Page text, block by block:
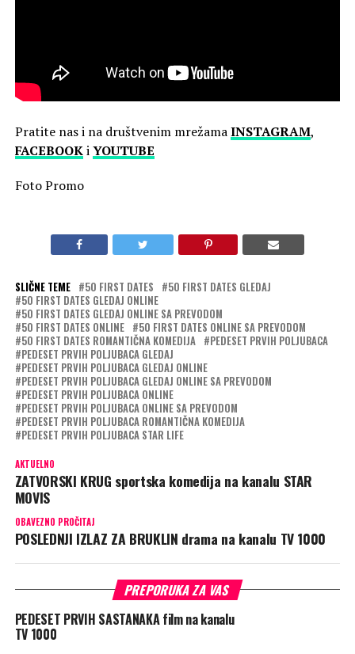
Pratite nas i na društvenim mrežamaINSTAGRAM,
FACEBOOKiYOUTUBE
Foto Promo
SLIČNE TEME 50 FIRST DATES
50 FIRST DATES GLEDAJ
50 FIRST DATES GLEDAJ ONLINE
50 FIRST DATES GLEDAJ ONLINE SA PREVODOM
50 FIRST DATES ONLINE
50 FIRST DATES ONLINE SA PREVODOM
50 FIRST DATES ROMANTIČNA KOMEDIJA
PEDESET PRVIH POLJUBACA
PEDESET PRVIH POLJUBACA GLEDAJ
PEDESET PRVIH POLJUBACA GLEDAJ ONLINE
PEDESET PRVIH POLJUBACA GLEDAJ ONLINE SA PREVODOM
PEDESET PRVIH POLJUBACA ONLINE
PEDESET PRVIH POLJUBACA ONLINE SA PREVODOM
PEDESET PRVIH POLJUBACA ROMANTIČNA KOMEDIJA
PEDESET PRVIH POLJUBACA STAR LIFE
AKTUELNO
ZATVORSKI KRUG sportska komedija na kanalu STAR
MOVIS
OBAVEZNO PROČITAJ
POSLEDNJI IZLAZ ZA BRUKLIN drama na kanalu TV 1000
PREPORUKA ZA VAS
PEDESET PRVIH SASTANAKA film na kanalu
TV 1000